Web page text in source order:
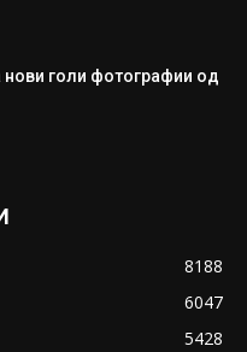
нови голи фотографии од
8188
6047
5428